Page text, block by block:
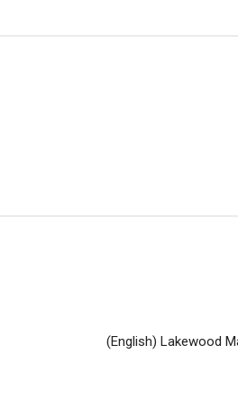
(English) Lakewood